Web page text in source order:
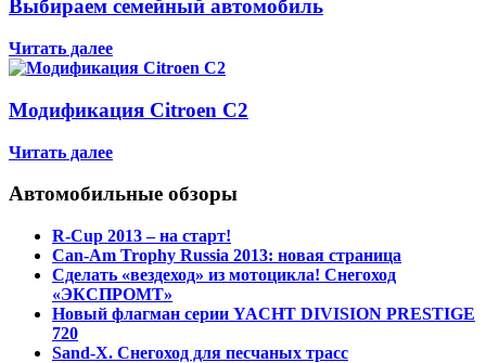
Выбираем семейный автомобиль
Читать далее
Модификация Citroen С2
Читать далее
Автомобильные обзоры
R-Cup 2013 – на старт!
Can-Am Trophy Russia 2013: новая страница
Сделать «вездеход» из мотоцикла! Снегоход
«ЭКСПРОМТ»
Новый флагман серии YACHT DIVISION PRESTIGE
720
Sand-X. Снегоход для песчаных трасс